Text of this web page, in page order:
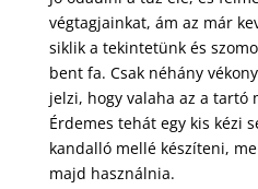
végtagjainkat, ám az már
siklik a tekintetünk és
bent fa. Csak néhány
jelzi, hogy valaha az a tartó
Érdemes tehát egy kis kézi
kandalló mellé készíteni,
majd használnia.